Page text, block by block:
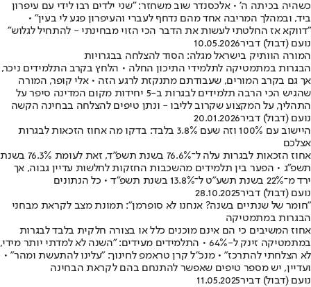
כשהיה בכיתה ה' • אלכסנדר שוב משחזר: "שני ילדים רבו לידי עם עיפרון
ביד, ובמהלך המריבה אחד מהם נדחף לעברי והעיפרון פגע לי בעין" •
"דווקא אז החלטתי לעשות את הדבר הכי הזוי מבחינתי - להתחיל לגלוש"
נועם (דבול) דביר10.05.2026
המורה הוותיק בישראל מגלה: הסוד להצלחה בבגרויות
הבגרות במתמטיקה לתלמידי התיכון החלה • הלחץ בקרב התלמידים ניכר,
אך גם בקרב המורים, שעבודתם מתנקזת לרגע הזה • אלי קופר, המורה
שהגיש הכי הרבה תלמידים לבגרות ב-5 יחידות מקום המדינה סיפר על
התהליך, על המקצוע שקרוב לליבו - ונתן טיפים להצלחה בבחינה הקשה
נועם (דבול) דביר20.01.2026
היישוב עם 100% וזה שעם 3.8% בלבד: בדקו מה אחוז הזכאות לבגרות
אצלכם
אחוז הזכאות לבגרות עלה ל־76.6% בשנת תשפ"ד, זאת לעומת 76.3% בשנת
תשפ"ג • הפער בין תלמידים מהשכבות החזקות לחלשות עדיין גבוה, אך
ירד מ־22% בשנת תשע"ט ל־13.8% בשנת תשפ"ד • כל הנתונים
נועם (דבול) דביר28.10.2025
"חומר של שנתיים בשנה? אנחנו לא סופרמן": תמונת מצב לקראת מבחני
הבגרות במתמטיקה
אחוז המשיבים כי הם אינם מוכנים כלל או בצורה חלקית בלבד לבגרות
במתמטיקה זינק ל-64% • התלמידים מעידים: "השנה לא למדתי יותר מידי,
לא הצלחתי להתרכז" • מנכ״ל קרן טראמפ לחינוך: "עלינו להתעשת ומהר" •
ועדיין, יש מספר טיפים שאפשר להתנחם בהם לקראת הבחינה
נועם (דבול) דביר11.05.2025